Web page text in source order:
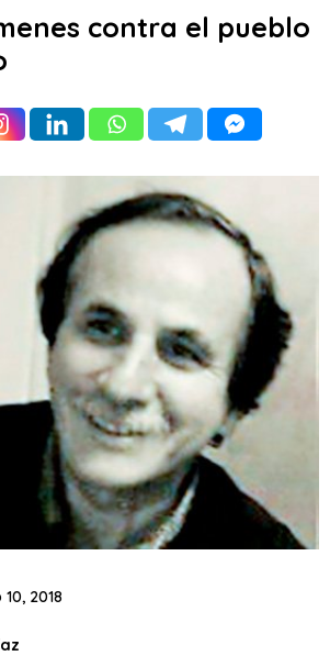
contra el pueblo
10, 2018